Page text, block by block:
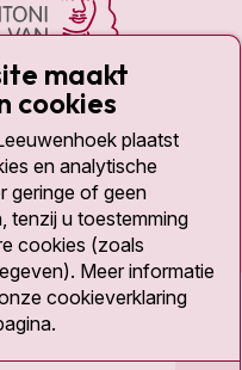
maakt
cookies
plaatst
en analytische
geringe of geen
tenzij u toestemming
cookies (zoals
Meer informatie
cookieverklaring